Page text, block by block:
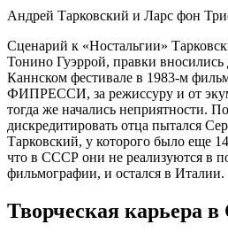
Андрей Тарковский и Ларс фон
Сценарий к «Ностальгии»
Тонино Гуэррой, правки
Каннском фестивале в 1983-м
ФИПРЕССИ, за режиссуру и от
тогда же начались неприятности.
дискредитировать отца пытался
Тарковский, у которого было еще
что в СССР они не реализуются в
фильмографии, и остался в Италии.
Творческая карьера